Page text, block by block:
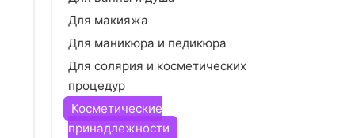
Для макияжа
Для маникюра и педикюра
Для солярия и косметических
процедур
Косметические
принадлежности